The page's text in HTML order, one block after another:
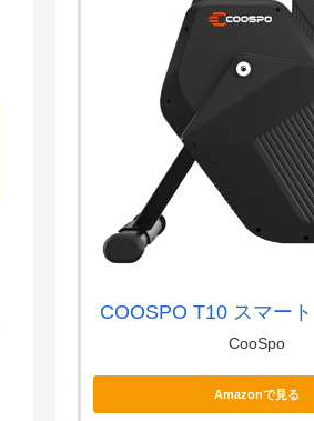
COOSPO T10 スマー
CooSpo
Amazonで見る